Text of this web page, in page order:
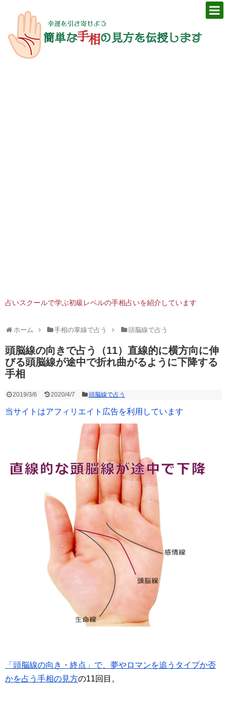
占いスクールで学ぶ初級レベルの手相占いを紹介しています
ホーム 手相の掌線で占う 頭脳線で占う
頭脳線の向きで占う（11）直線的に横方向に伸
びる頭脳線が途中で折れ曲がるように下降する
手相
2019/3/6 2020/4/7 頭脳線で占う
当サイトはアフィリエイト広告を利用しています
「頭脳線の向き・終点」で、夢やロマンを追うタイプか否
かを占う手相の見方の11回目。